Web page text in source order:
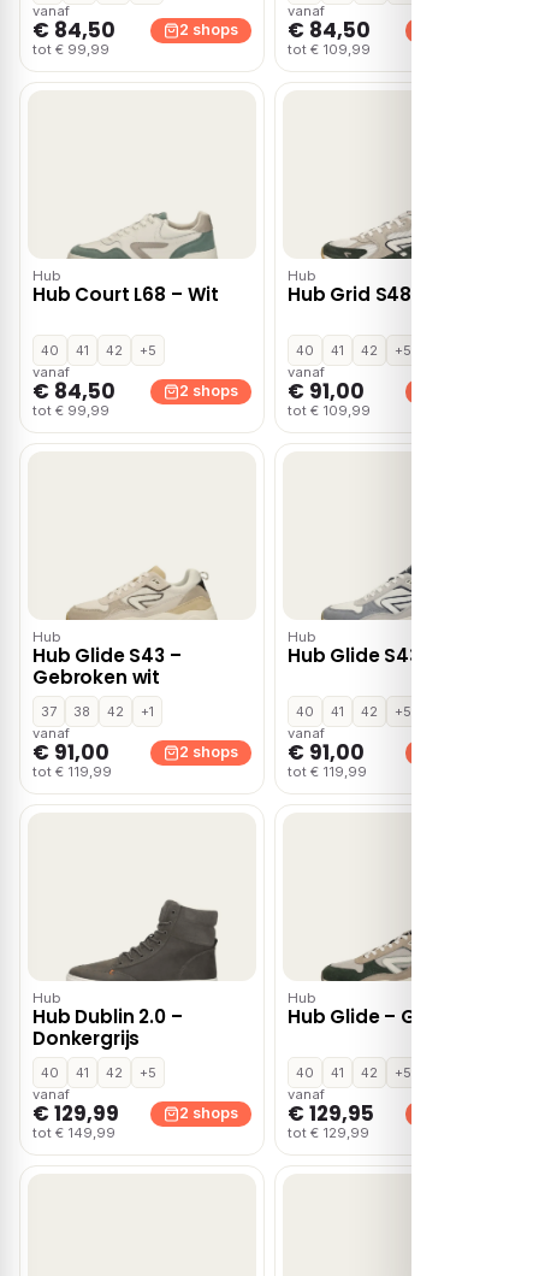
vanaf
€ 84,50
tot € 99,99
2 shops
vanaf
€ 84,50
tot € 109,99
Hub
Hub Court L68 – Wit
40 41 42
+5
vanaf
€ 84,50
tot € 99,99
2 shops
Hub
Hub Grid S48 – Groen
40 41 42
+5
vanaf
€ 91,00
tot € 109,99
Hub
Hub Glide S43 –
Gebroken wit
37 38 42
+1
vanaf
€ 91,00
tot € 119,99
2 shops
Hub
Hub Glide S43 – Wit
40 41 42
+5
vanaf
€ 91,00
tot € 119,99
Hub
Hub Dublin 2.0 –
Donkergrijs
40 41 42
+5
vanaf
€ 129,99
tot € 149,99
2 shops
Hub
Hub Glide – Groen
40 41 42
+5
vanaf
€ 129,95
tot € 129,99